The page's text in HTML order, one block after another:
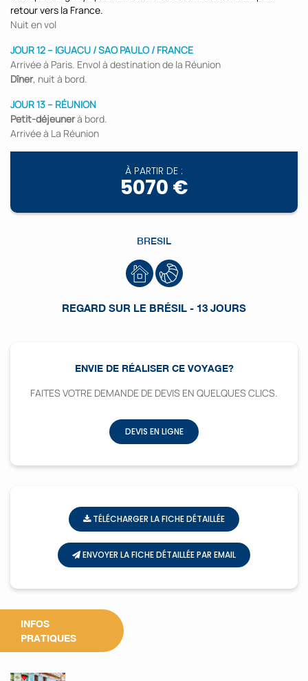
retour vers la France.
Nuit en vol
JOUR 12 – IGUACU / SAO PAULO / FRANCE
Arrivée à Paris. Envol à destination de la Réunion
Dîner, nuit à bord.
JOUR 13 – RÉUNION
Petit-déjeunerà bord.
Arrivée à La Réunion
À PARTIR DE :
5070 €
BRESIL
REGARD SUR LE BRÉSIL - 13 JOURS
ENVIE DE RÉALISER CE VOYAGE?
FAITES VOTRE DEMANDE DE DEVIS EN QUELQUES CLICS.
DEVIS EN LIGNE
TÉLÉCHARGER LA FICHE DÉTAILLÉE
ENVOYER LA FICHE DÉTAILLÉE PAR EMAIL
INFOS
PRATIQUES